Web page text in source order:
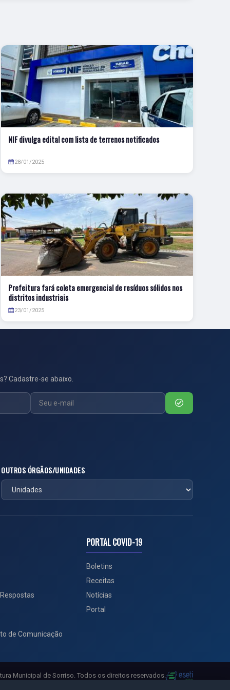
NIF divulga edital com lista de terrenos notificados
28/01/2025
Prefeitura fará coleta emergencial de resíduos sólidos nos
distritos industriais
23/01/2025
Cadastre-se abaixo.
OUTROS ÓRGÃOS/UNIDADES
de Comunicação
PORTAL COVID-19
Boletins
Receitas
Notícias
Portal
Municipal de Sorriso. Todos os direitos reservados.